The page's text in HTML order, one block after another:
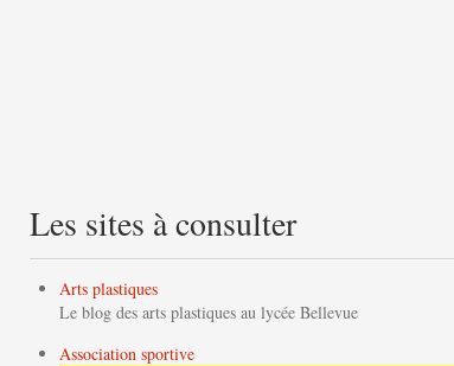
Les sites à consulter
Arts plastiques
Le blog des arts plastiques au lycée Bellevue
Association sportive